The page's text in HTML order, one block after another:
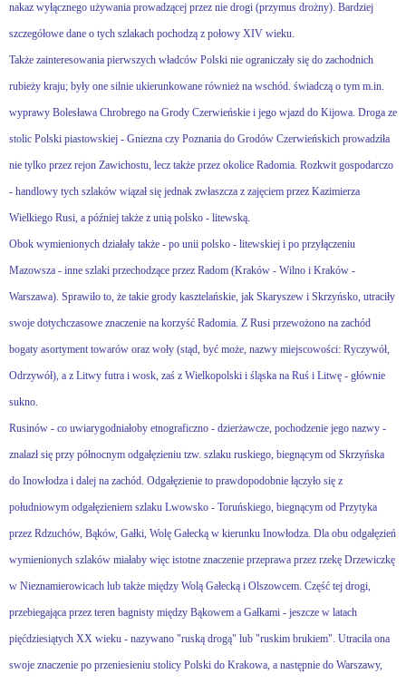
nakaz wyłącznego używania prowadzącej przez nie drogi (przymus drożny). Bardziej
szczegółowe dane o tych szlakach pochodzą z połowy XIV wieku.
Także zainteresowania pierwszych władców Polski nie ograniczały się do zachodnich
rubieży kraju; były one silnie ukierunkowane również na wschód. świadczą o tym m.in.
wyprawy Bolesława Chrobrego na Grody Czerwieńskie i jego wjazd do Kijowa. Droga ze
stolic Polski piastowskiej - Gniezna czy Poznania do Grodów Czerwieńskich prowadziła
nie tylko przez rejon Zawichostu, lecz także przez okolice Radomia. Rozkwit gospodarczo
- handlowy tych szlaków wiązał się jednak zwłaszcza z zajęciem przez Kazimierza
Wielkiego Rusi, a później także z unią polsko - litewską.
Obok wymienionych działały także - po unii polsko - litewskiej i po przyłączeniu
Mazowsza - inne szlaki przechodzące przez Radom (Kraków - Wilno i Kraków -
Warszawa). Sprawiło to, że takie grody kasztelańskie, jak Skaryszew i Skrzyńsko, utraciły
swoje dotychczasowe znaczenie na korzyść Radomia. Z Rusi przewożono na zachód
bogaty asortyment towarów oraz woły (stąd, być może, nazwy miejscowości: Ryczywół,
Odrzywół), a z Litwy futra i wosk, zaś z Wielkopolski i śląska na Ruś i Litwę - głównie
sukno.
Rusinów - co uwiarygodniałoby etnograficzno - dzierżawcze, pochodzenie jego nazwy -
znalazł się przy północnym odgałęzieniu tzw. szlaku ruskiego, biegnącym od Skrzyńska
do Inowłodza i dalej na zachód. Odgałęzienie to prawdopodobnie łączyło się z
południowym odgałęzieniem szlaku Lwowsko - Toruńskiego, biegnącym od Przytyka
przez Rdzuchów, Bąków, Gałki, Wolę Gałecką w kierunku Inowłodza. Dla obu odgałęzień
wymienionych szlaków miałaby więc istotne znaczenie przeprawa przez rzekę Drzewiczkę
w Nieznamierowicach lub także między Wolą Gałecką i Olszowcem. Część tej drogi,
przebiegająca przez teren bagnisty między Bąkowem a Gałkami - jeszcze w latach
pięćdziesiątych XX wieku - nazywano "ruską drogą" lub "ruskim brukiem". Utraciła ona
swoje znaczenie po przeniesieniu stolicy Polski do Krakowa, a następnie do Warszawy,